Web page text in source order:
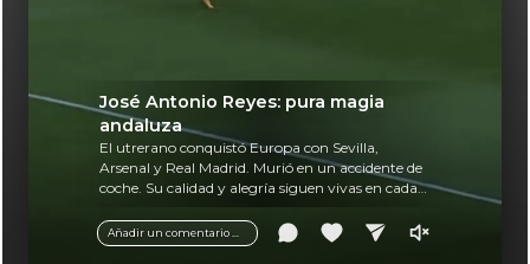
Añadir un comentario ...
José Antonio Reyes: pura magia
andaluza
El utrerano conquistó Europa con Sevilla,
Arsenal y Real Madrid. Murió en un accidente de
coche. Su calidad y alegría siguen vivas en cada